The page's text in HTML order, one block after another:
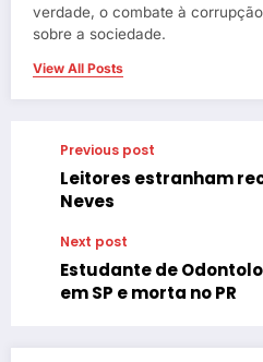
verdade, o combate à
sobre a sociedade.
View All Posts
Previous post
Leitores estranham
Neves
Next post
Estudante de
em SP e morta no PR